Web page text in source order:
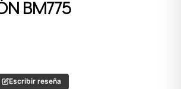
BM775
Escribir reseña